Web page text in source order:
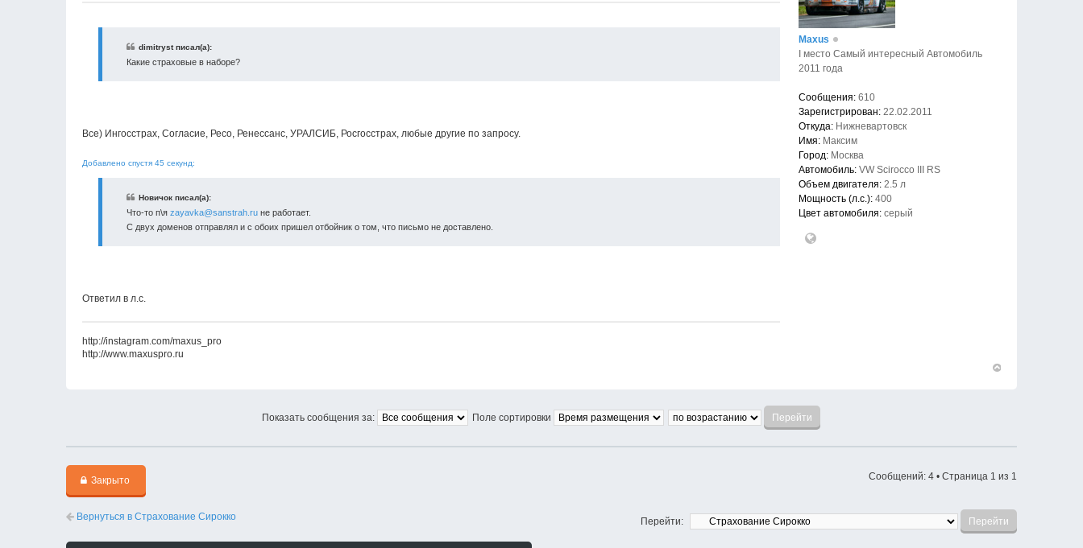
dimitryst писал(а):
Какие страховые в наборе?
Все) Ингосстрах, Согласие, Ресо, Ренессанс, УРАЛСИБ, Росгосстрах, любые другие по запросу.
Добавлено спустя 45 секунд:
Новичок писал(а):
Что-то п\я zayavka@sanstrah.ru не работает.
С двух доменов отправлял и с обоих пришел отбойник о том, что письмо не доставлено.
Ответил в л.c.
http://instagram.com/maxus_pro
http://www.maxuspro.ru
Maxus
I место Самый интересный Автомобиль
2011 года
Сообщения: 610
Зарегистрирован: 22.02.2011
Откуда: Нижневартовск
Имя: Максим
Город: Москва
Автомобиль: VW Scirocco III RS
Объем двигателя: 2.5 л
Мощность (л.с.): 400
Цвет автомобиля: серый
Показать сообщения за: Поле сортировки
Закрыто Сообщений: 4 • Страница 1 из 1
Вернуться в Страхование Сирокко Перейти: